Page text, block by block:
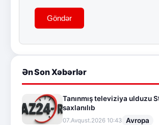
Göndər
Ən Son Xəbərlər
Tanınmış televiziya ulduzu
saxlanılıb
07.Avqust.2026 10:43 Avropa